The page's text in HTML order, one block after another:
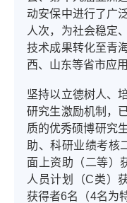
动安保中进行了广
人次，为社会稳定
技术成果转化至青
西、山东等省市应用
坚持以立德树人、
研究生激励机制，
质的优秀硕博研究
助、科研业绩考核
面上资助（二等）
人员计划（C类）
获得者6名（4名为